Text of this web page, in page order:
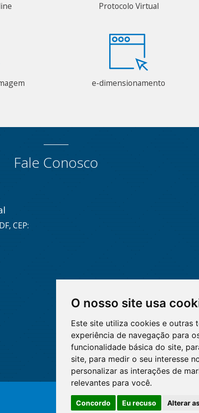
O nosso site usa
Este site utiliza cookies e outras
experiência de navegação para
funcionalidade básica do site,
site, para medir o seu interesse
personalizar as interações de
relevantes para você.
Concordo Eu recuso Alterar
Protocolo Virtual
e-dimensionamento
Fale Conosco
CEP: